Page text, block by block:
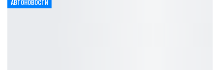
АВТОНОВОСТИ